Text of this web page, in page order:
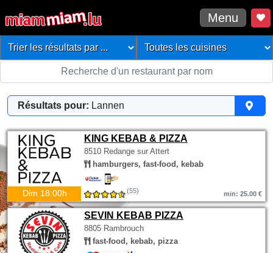
Menu
Résultats pour: Lannen
KING KEBAB & PIZZA
8510 Redange sur Attert
hamburgers, fast-food, kebab
Dim 18:00h (55) min: 25.00 €
SEVIN KEBAB PIZZA
8805 Rambrouch
fast-food, kebab, pizza